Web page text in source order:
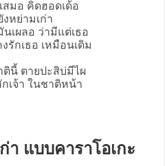
สมอ คิดฮอดเด้อ
งหย่ามเก่า
เผลอ ว่ามีแต่เธอ
รักเธอ เหมือนเดิม
นี้ ตายปะสิบ่มีไผ
เจ้า ในชาติหน้า
า แบบคาราโอเกะ